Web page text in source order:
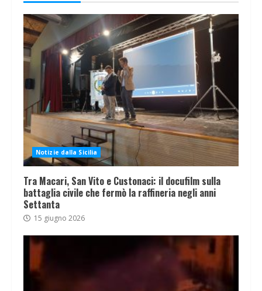
Notizie dalla Sicilia
Tra Macari, San Vito e Custonaci: il docufilm sulla
battaglia civile che fermò la raffineria negli anni
Settanta
15 giugno 2026